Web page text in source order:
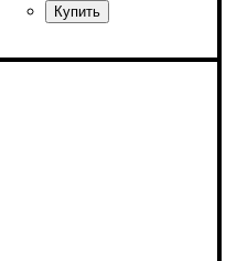
Ширина: 199 см